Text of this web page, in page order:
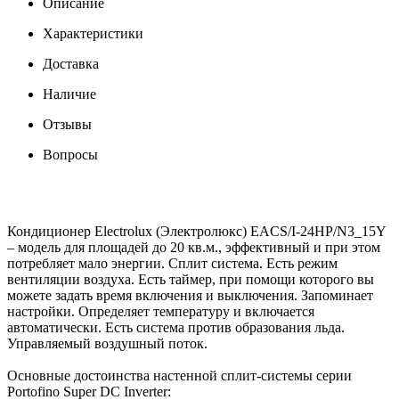
Характеристики
Доставка
Наличие
Отзывы
Вопросы
Кондиционер Electrolux (Электролюкс) EACS/I-24HP/N3_15Y
– модель для площадей до 20 кв.м., эффективный и при этом
потребляет мало энергии. Сплит система. Есть режим
вентиляции воздуха. Есть таймер, при помощи которого вы
можете задать время включения и выключения. Запоминает
настройки. Определяет температуру и включается
автоматически. Есть система против образования льда.
Управляемый воздушный поток.
Основные достоинства настенной сплит-системы серии
Portofino Super DC Inverter: